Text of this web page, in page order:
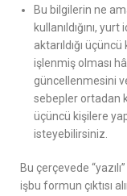
Bu bilgilerin ne
kullanıldığını,
aktarıldığı
işlenmiş olması
güncellenmesini
sebepler ortadan
üçüncü kişilere
isteyebilirsiniz.
Bu çerçevede
işbu formun çıktısı